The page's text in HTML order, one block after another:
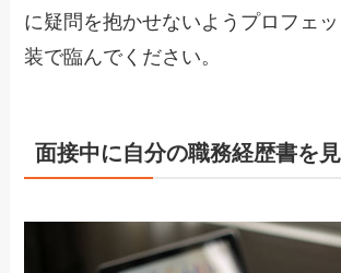
に疑問を抱かせないようプロフェ
装で臨んでください。
面接中に自分の職務経歴書を